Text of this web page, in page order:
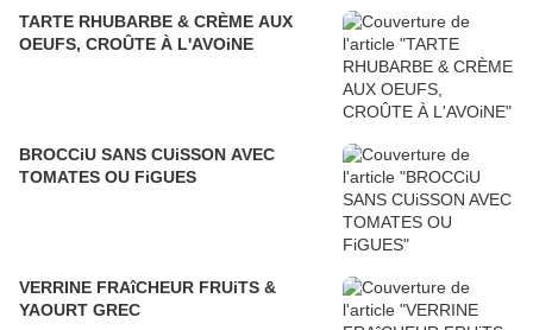
TARTE RHUBARBE & CRÈME AUX
OEUFS, CROÛTE À L'AVOiNE
BROCCiU SANS CUiSSON AVEC
TOMATES OU FiGUES
VERRINE FRAîCHEUR FRUiTS &
YAOURT GREC